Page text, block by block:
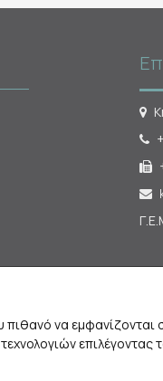
να
επιλέγοντας